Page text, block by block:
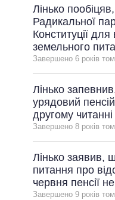
Лінько
Радикальної
Конституції
земельного
Завершено 6 рокiв
Лінько
урядовий
другому читанні
Завершено 8 рокiв
Лінько заявив,
питання про
червня пенсії
Завершено 9 рокiв